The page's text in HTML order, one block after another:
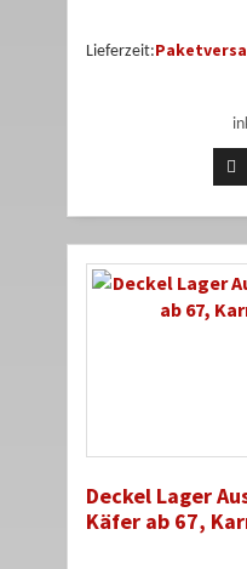
Lieferzeit:
Deckel Lager
Käfer ab 67,